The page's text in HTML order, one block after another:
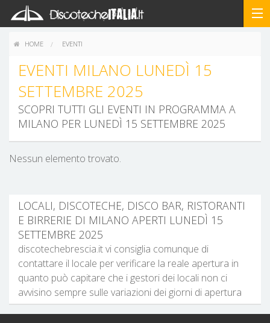
HOME EVENTI
EVENTI MILANO LUNEDÌ 15
SETTEMBRE 2025
SCOPRI TUTTI GLI EVENTI IN PROGRAMMA A
MILANO PER LUNEDÌ 15 SETTEMBRE 2025
Nessun elemento trovato.
LOCALI, DISCOTECHE, DISCO BAR, RISTORANTI
E BIRRERIE DI MILANO APERTI LUNEDÌ 15
SETTEMBRE 2025
discotechebrescia.it vi consiglia comunque di
contattare il locale per verificare la reale apertura in
quanto può capitare che i gestori dei locali non ci
avvisino sempre sulle variazioni dei giorni di apertura